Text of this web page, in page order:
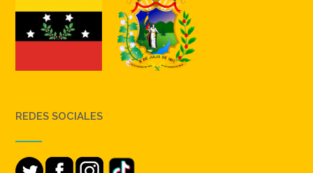
REDES SOCIALES